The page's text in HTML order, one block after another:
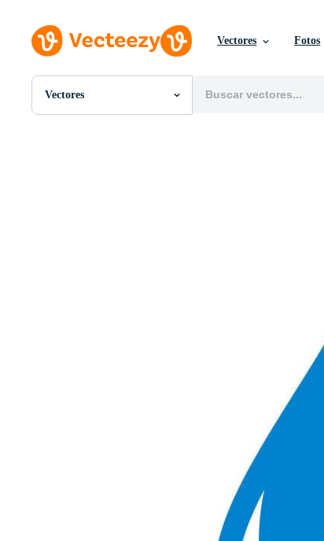
Vectores Fotos
Vectores
Todas Imágenes